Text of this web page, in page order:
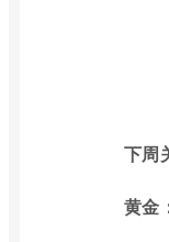
下周
黄金